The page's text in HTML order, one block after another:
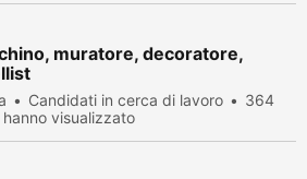
muratore, decoratore,
Candidati in cerca di lavoro
364
hanno visualizzato